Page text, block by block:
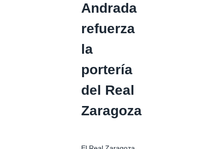
Andrada
refuerza
la
portería
del Real
Zaragoza